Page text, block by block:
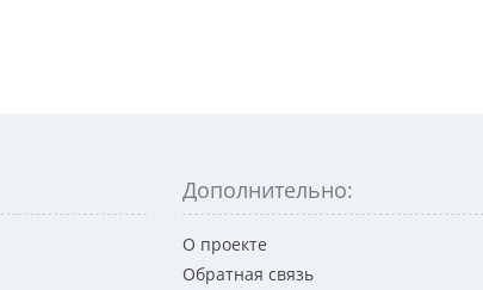
Дополнительно:
О проекте
Обратная связь